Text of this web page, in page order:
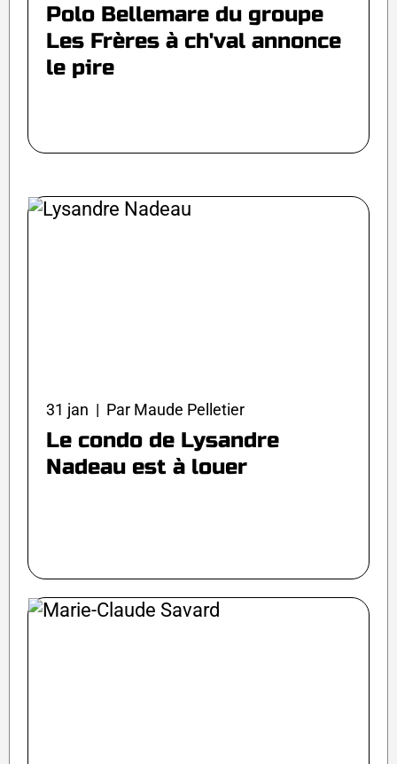
Polo Bellemare du groupe
Les Frères à ch'val annonce
le pire
31 jan | Par Maude Pelletier
Le condo de Lysandre
Nadeau est à louer